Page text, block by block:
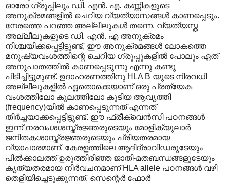
ഓരോ ഗ്രൂപ്പിലും ഡി. എന്‍. എ. കണ്ണികളുടെ
അനുക്രമങ്ങളില്‍ ചെറിയ വ്യത്യാസങ്ങള്‍ കാണപ്പെടും.
നേരത്തെ പറഞ്ഞ അല്ലീലുകള്‍ തന്നെ. വ്യത്യസ്ത
അല്ലീലുകളുടെ ഡി. എന്‍. എ അനുക്രമം
നിശ്ചയിക്കപ്പെട്ടിട്ടുണ്ട്, ഈ അനുക്രമങ്ങള്‍ ലോകത്തെ
മനുഷ്യവംശത്തിന്റെ ചെറിയ ഗ്രൂപ്പുകളില്‍ പോലും ഏത്
അനുപാതത്തില്‍ കാണപ്പെടുന്നു എന്നു കണ്ടു
പിടിച്ചിട്ടുമുണ്ട്. ഉദാഹരണത്തിനു HLA B യുടെ നിരവധി
അല്ലീലുകളില്‍ ഏതൊക്കെയാണ് ഒരു പ്രത്യേക
വംശത്തിലോ കുലത്തിലോ കൂടിയ ആവൃത്തി
(frequency)യില്‍ കാണപ്പെടുന്നത് എന്നത്
തീര്‍ച്ചയാക്കപ്പെട്ടിട്ടുണ്ട്. ഈ ഫ്രീക്വെന്‍സി പഠനങ്ങള്‍
ഇന്ന് നരവംശശസ്ത്രജ്ഞരുടെയും മോളിക്യുലാര്‍
ജനിതകശാസ്ത്രജ്ഞരുടെയും പ്രിയതരമായ
വ്യാപാരമാണ്. കേരളത്തിലെ ആദിദ്രാവിഡരുടേയും
പില്‍ക്കാലത്ത് ഉരുത്തിരിഞ്ഞ ജാതി-മതബന്ധങ്ങളുടേയും
കൃത്യതരമായ നിര്‍വചനമാണ് HLA allele പഠനങ്ങള്‍ വഴി
തെളിയിച്ചെടുക്കുന്നത്. സെന്റെര്‍ ഫോര്‍